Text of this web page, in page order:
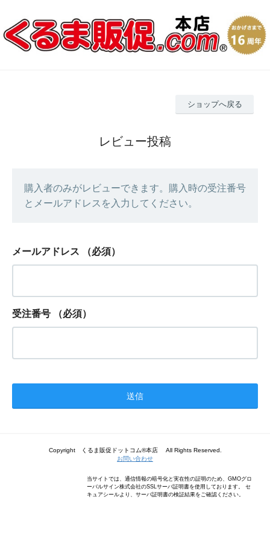
ショップへ戻る
レビュー投稿
購入者のみがレビューできます。購入時の受注番号
とメールアドレスを入力してください。
メールアドレス （必須）
受注番号 （必須）
Copyright くるま販促ドットコム®本店 All Rights Reserved.
お問い合わせ
当サイトでは、通信情報の暗号化と実在性の証明のため、GMOグロ
ーバルサイン株式会社のSSLサーバ証明書を使用しております。 セ
キュアシールより、サーバ証明書の検証結果をご確認ください。